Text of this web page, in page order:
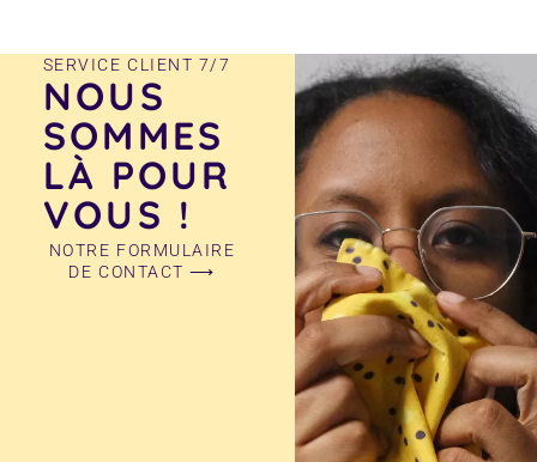
SERVICE CLIENT 7/7
NOUS
SOMMES
LÀ POUR
VOUS !
NOTRE FORMULAIRE
DE CONTACT ⟶